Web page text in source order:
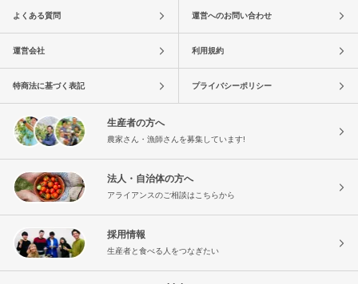
よくある質問 運営へのお問い合わせ
運営会社 利用規約
特商法に基づく表記 プライバシーポリシー
生産者の方へ
農家さん・漁師さんを募集しています!
法人・自治体の方へ
アライアンスのご相談はこちらから
採用情報
生産者と食べる人をつなぎたい